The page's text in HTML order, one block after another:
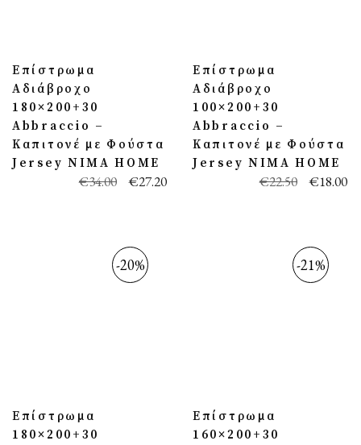
Επίστρωμα
Αδιάβροχο
180×200+30
Abbraccio –
Καπιτονέ με Φούστα
Jersey NIMA HOME
€34.00 €27.20
Επίστρωμα
Αδιάβροχο
100×200+30
Abbraccio –
Καπιτονέ με Φούστα
Jersey NIMA HOME
€22.50 €18.00
-20%
Επίστρωμα
180×200+30
-21%
Επίστρωμα
160×200+30